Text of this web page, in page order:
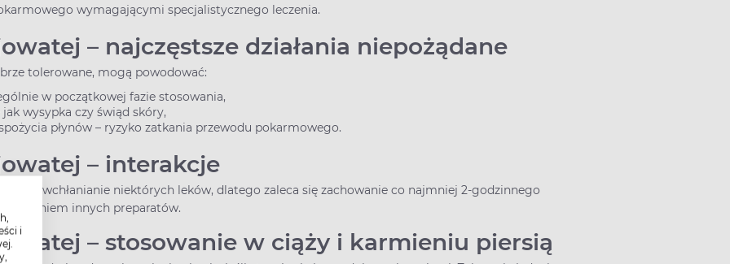
i
wymagającymi specjalistycznego leczenia.
– najczęstsze działania niepożądane
tolerowane, mogą powodować:
w początkowej fazie stosowania,
wysypka czy świąd skóry,
płynów – ryzyko zatkania przewodu pokarmowego.
– interakcje
wchłanianie niektórych leków, dlatego zaleca się zachowanie co najmniej 2-godzinnego
innych preparatów.
– stosowanie w ciąży i karmieniu piersią